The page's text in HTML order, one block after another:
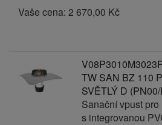
Vaše cena: 2 670,00 Kč
TW SAN BZ 110
SVĚTLÝ D
Sanační vpust
s integrovanou